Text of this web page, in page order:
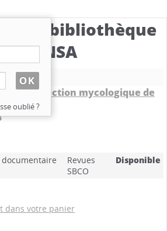
de la bibliothèque
CBNSA
de la Section mycologique de
documentaire
Revues
SBCO
Disponible
dans votre panier
oublié ?